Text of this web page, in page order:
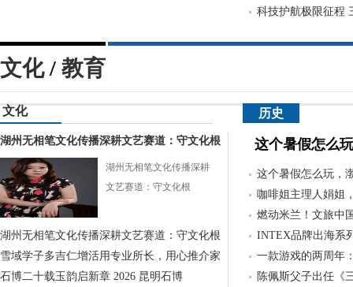
科技护航极限征程
文化 / 教育
文化
湖州无相笔文化传播深耕文艺赛道：守文化根
湖州无相笔文化传播深耕
文艺赛道：守文化根
湖州无相笔文化传播深耕文艺赛道：守文化根
雪域学子多吉仁增活用专业所长，用心推介家
石博二十载玉韵启新章 2026 昆明石博
历史
这个暑假怎么
这个暑假怎么玩，
咖啡姐主理人娟姐
燃动米兰！文旅中
INTEX品牌出海系
一款游戏的两周年
陈佩斯父子出任《